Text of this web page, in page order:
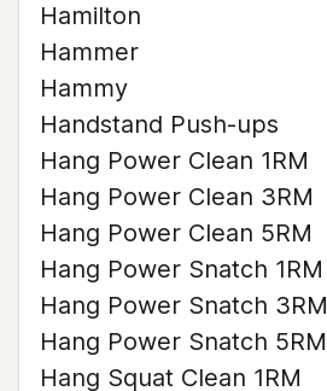
Hamilton
Hammer
Hammy
Handstand Push-ups
Hang Power Clean 1RM
Hang Power Clean 3RM
Hang Power Clean 5RM
Hang Power Snatch 1RM
Hang Power Snatch 3RM
Hang Power Snatch 5RM
Hang Squat Clean 1RM